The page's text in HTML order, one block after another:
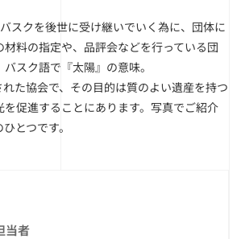
スクを後世に受け継いでいく為に、団体に
料の指定や、品評会などを行っている団
スク語で『太陽』の意味。
た協会で、その目的は質のよい遺産を持つ
促進することにあります。写真でご紹介
とつです。
当者